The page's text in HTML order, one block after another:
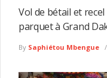
Vol de bétail et
parquet à Grand
By Saphiétou Mbengue